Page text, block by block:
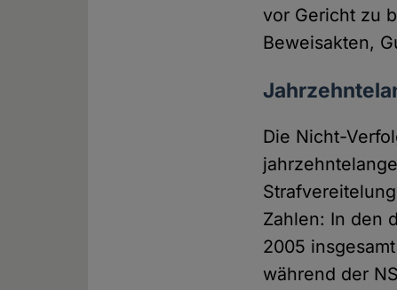
vor Gericht zu
Beweisakten,
Die Nicht-
Zahlen: In den
2005
während der